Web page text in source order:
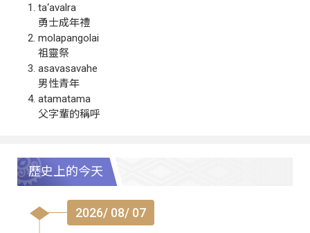
ta‘avalra
勇士成年禮
molapangolai
祖靈祭
asavasavahe
男性青年
atamatama
父字輩的稱呼
歷史上的今天
2026/ 08/ 07